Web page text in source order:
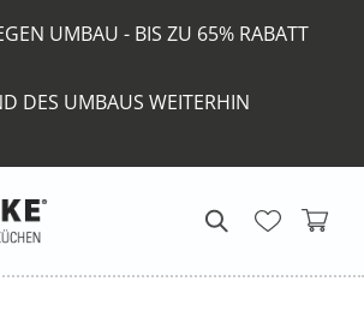
UMBAU - BIS ZU 65% RABATT
DES UMBAUS WEITERHIN